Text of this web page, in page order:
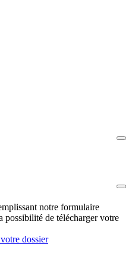
notre formulaire
possibilité de télécharger votre
dossier